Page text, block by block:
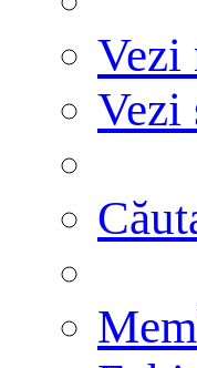
Vezi
Vezi